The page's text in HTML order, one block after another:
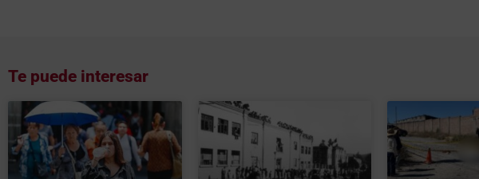
Te puede interesar